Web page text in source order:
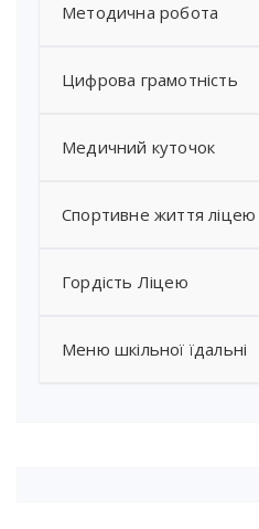
Методична робота
Цифрова грамотність
Медичний куточок
Спортивне життя ліцею
Гордість Ліцею
Меню шкільної їдальні